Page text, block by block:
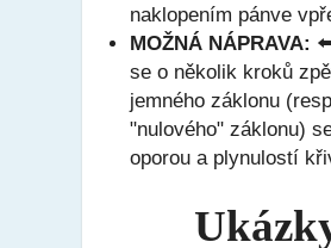
naklopením pánve
MOŽNÁ NÁPRAVA:
se o několik kroků
jemného záklonu
"nulového" záklonu)
oporou a plynulostí